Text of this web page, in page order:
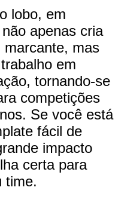
lobo, em
apenas cria
marcante, mas
em
tornando-se
competições
Se você está
fácil de
impacto
certa para
time.